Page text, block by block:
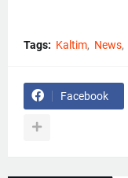
Tags: Kaltim News
Facebook